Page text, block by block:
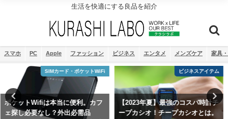
生活を快適にする良品を紹介
スマホ PC Apple ファッション ビジネス エンタメ メンズケア 家具
ビジネスアイテム
【2023年夏】最強のコスパ時計チ
ープカシオ！チープカシオとは。
ファッション
[2023年]新生活にビジネスバッグ
を買う。『TUMI』という選択。